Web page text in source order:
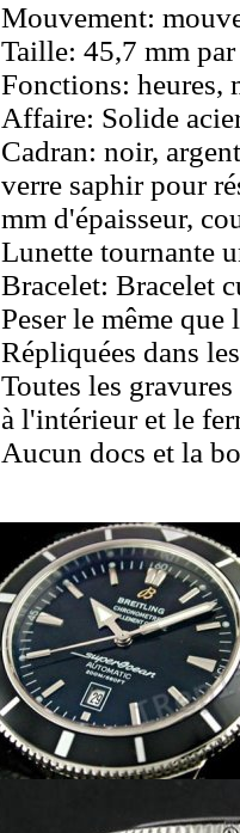
Mouvement:
Taille: 45,7 mm
Fonctions: heures,
Affaire: Solide
Cadran: noir,
verre saphir pour
mm d'épaisseur,
Lunette tournante
Bracelet: Bracelet
Peser le même
Répliquées dans
Toutes les
à l'intérieur et le
Aucun docs et la